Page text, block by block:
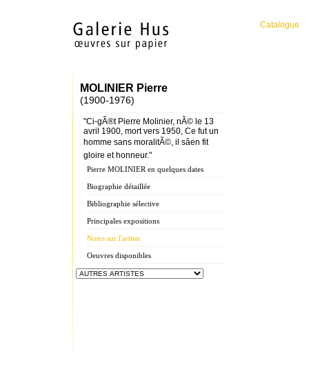
Catalogue
MOLINIER Pierre
(1900-1976)
"Ci-gÃ®t Pierre Molinier, nÃ© le 13
avril 1900, mort vers 1950, Ce fut un
homme sans moralitÃ©, il sâen fit
gloire et honneur."
Pierre MOLINIER en quelques dates
Biographie détaillée
Bibliographie sélective
Principales expositions
Notes sur l'artiste
Oeuvres disponibles